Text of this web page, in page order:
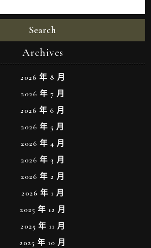
Search
Archives
2026 年 8 月
2026 年 7 月
2026 年 6 月
2026 年 5 月
2026 年 4 月
2026 年 3 月
2026 年 2 月
2026 年 1 月
2025 年 12 月
2025 年 11 月
2025 年 10 月